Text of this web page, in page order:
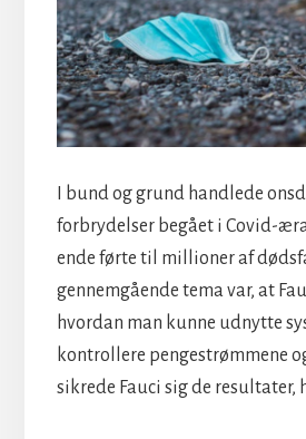
I bund og grund handlede
forbrydelser begået i Covid-
ende førte til millioner af
gennemgående tema var, at
hvordan man kunne udnytte
kontrollere pengestrømmene
sikrede Fauci sig de resultater,